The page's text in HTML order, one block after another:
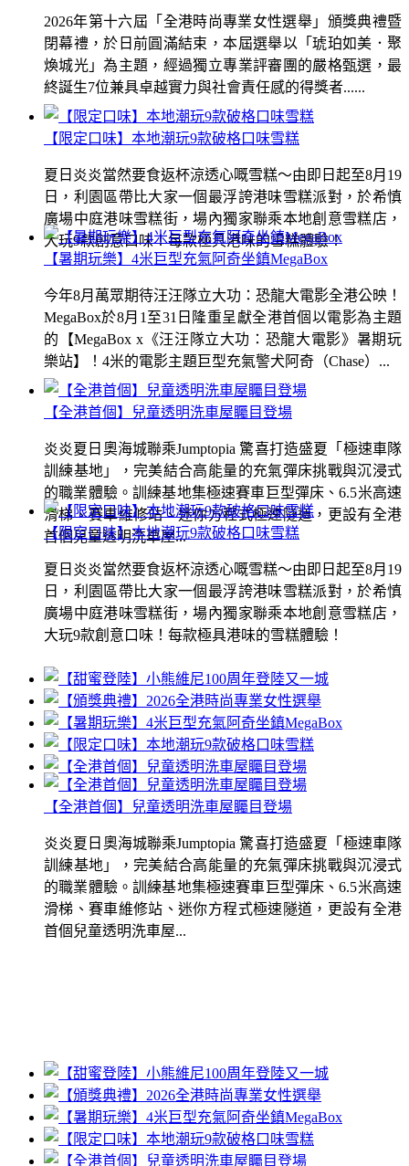
【限定口味】本地潮玩9款破格口味雪糕
夏日炎炎當然要食返杯涼透心嘅雪糕～由即日起至8月19
日，利園區帶比大家一個最浮誇港味雪糕派對，於希慎
廣場中庭港味雪糕街，場內獨家聯乘本地創意雪糕店，
大玩9款創意口味！每款極具港味的雪糕體驗！
【全港首個】兒童透明洗車屋矚目登場
炎炎夏日奧海城聯乘Jumptopia 驚喜打造盛夏「極速車隊
訓練基地」，完美結合高能量的充氣彈床挑戰與沉浸式
的職業體驗。訓練基地集極速賽車巨型彈床、6.5米高速
滑梯、賽車維修站、迷你方程式極速隧道，更設有全港
首個兒童透明洗車屋...
2026年第十六屆「全港時尚專業女性選舉」頒獎典禮暨
閉幕禮，於日前圓滿結束，本屆選舉以「琥珀如美．聚
煥城光」為主題，經過獨立專業評審團的嚴格甄選，最
終誕生7位兼具卓越實力與社會責任感的得獎者......
【暑期玩樂】4米巨型充氣阿奇坐鎮MegaBox
今年8月萬眾期待汪汪隊立大功：恐龍大電影全港公映！
MegaBox於8月1至31日隆重呈獻全港首個以電影為主題
的【MegaBox x《汪汪隊立大功：恐龍大電影》暑期玩
樂站】！4米的電影主題巨型充氣警犬阿奇（Chase）...
【限定口味】本地潮玩9款破格口味雪糕
夏日炎炎當然要食返杯涼透心嘅雪糕～由即日起至8月19
日，利園區帶比大家一個最浮誇港味雪糕派對，於希慎
廣場中庭港味雪糕街，場內獨家聯乘本地創意雪糕店，
大玩9款創意口味！每款極具港味的雪糕體驗！
【全港首個】兒童透明洗車屋矚目登場
炎炎夏日奧海城聯乘Jumptopia 驚喜打造盛夏「極速車隊
訓練基地」，完美結合高能量的充氣彈床挑戰與沉浸式
的職業體驗。訓練基地集極速賽車巨型彈床、6.5米高速
滑梯、賽車維修站、迷你方程式極速隧道，更設有全港
首個兒童透明洗車屋...